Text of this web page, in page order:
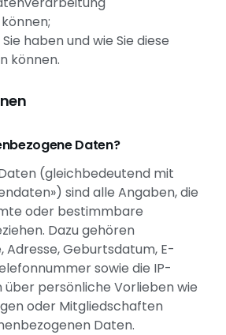
haben und wie Sie diese
können.
Daten?
(gleichbedeutend mit
sind alle Angaben, die
oder bestimmbare
Dazu gehören
Adresse, Geburtsdatum, E-
sowie die IP-
über persönliche Vorlieben wie
oder Mitgliedschaften
Daten.